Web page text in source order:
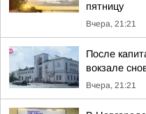
пятницу
Вчера, 21:21
После
вокзале
Вчера, 21:21